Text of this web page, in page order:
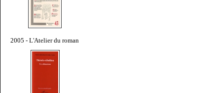
2005 - L'Atelier du roman